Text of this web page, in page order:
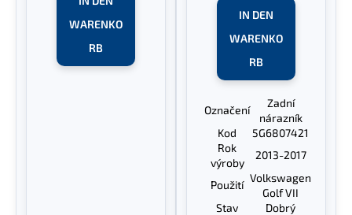
WARENKO
RB
IN DEN
WARENKO
RB
Označení
Zadní
nárazník
Kod
5G6807421
Rok
výroby
2013-2017
Použití
Volkswagen
Golf VII
Stav
Dobrý